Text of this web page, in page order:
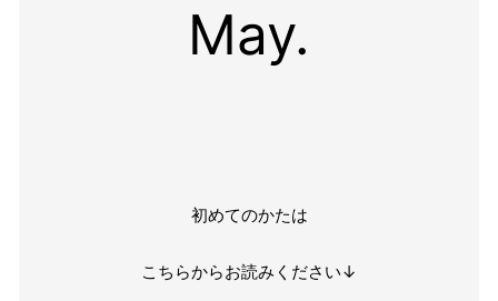
May.
初めてのかたは
こちらからお読みください↓